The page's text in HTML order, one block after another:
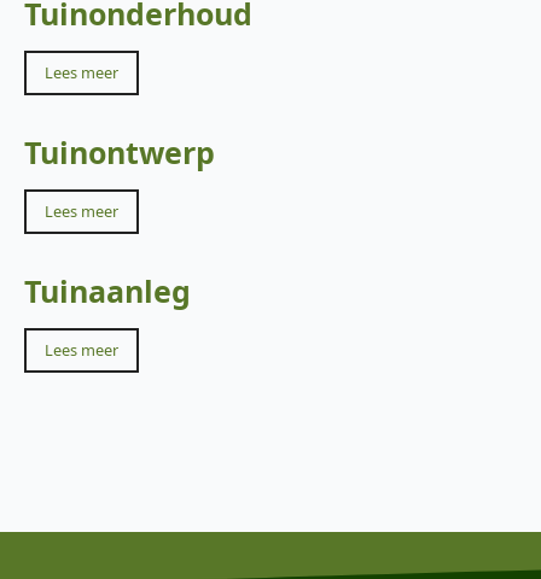
Tuinonderhoud
Lees meer
Tuinontwerp
Lees meer
Tuinaanleg
Lees meer